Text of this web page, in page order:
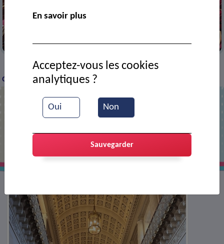
> VIE MUNICIPALE > Ressources documentaires
CMJ en visite au Sénat
En savoir plus
Oui Non
Acceptez-vous les cookies
analytiques ?
Sauvegarder